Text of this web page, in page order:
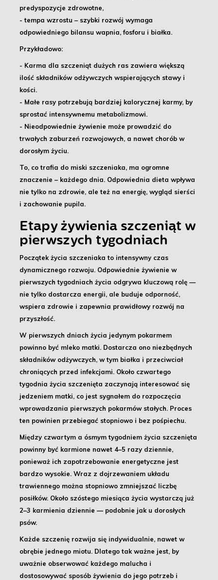
predyspozycje zdrowotne,
- tempa wzrostu – szybki rozwój wymaga
odpowiedniego bilansu wapnia, fosforu i białka.
Przykładowo:
- Karma dla szczeniąt dużych ras zawiera większą
ilość składników odżywczych wspierających stawy i
kości.
- Małe rasy potrzebują bardziej kalorycznej karmy, by
sprostać intensywnemu metabolizmowi.
- Nieodpowiednie żywienie może prowadzić do
trwałych zaburzeń rozwojowych, a nawet chorób w
dorosłym życiu.
To, co trafia do miski szczeniaka, ma ogromne
znaczenie – każdego dnia. Odpowiednia dieta wpływa
nie tylko na zdrowie, ale też na energię, wygląd sierści
i zachowanie pupila.
Etapy żywienia szczeniąt w
pierwszych tygodniach
Początek życia szczeniaka to intensywny czas
dynamicznego rozwoju. Odpowiednie żywienie w
pierwszych tygodniach życia odgrywa kluczową rolę —
nie tylko dostarcza energii, ale buduje odporność,
wspiera zdrowie i zapewnia prawidłowy rozwój na
przyszłość.
W pierwszych dniach życia jedynym pokarmem
powinno być mleko matki. Dostarcza ono niezbędnych
składników odżywczych, w tym białka i przeciwciał
chroniących przed infekcjami. Około czwartego
tygodnia życia szczenięta zaczynają interesować się
jedzeniem matki, co jest sygnałem do rozpoczęcia
wprowadzania pierwszych pokarmów stałych. Proces
ten powinien przebiegać stopniowo i bez pośpiechu.
Między czwartym a ósmym tygodniem życia szczenięta
powinny być karmione nawet 4–5 razy dziennie,
ponieważ ich zapotrzebowanie energetyczne jest
bardzo wysokie. Wraz z dojrzewaniem układu
trawiennego można stopniowo zmniejszać liczbę
posiłków. Około szóstego miesiąca życia wystarczą już
2–3 karmienia dziennie — podobnie jak u dorosłych
psów.
Każde szczenię rozwija się indywidualnie, nawet w
obrębie jednego miotu. Dlatego tak ważne jest, by
uważnie obserwować każdego malucha i
dostosowywać sposób żywienia do jego potrzeb i